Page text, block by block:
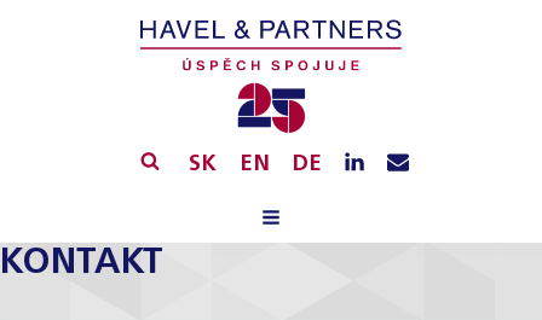
SK EN DE
KONTAKT